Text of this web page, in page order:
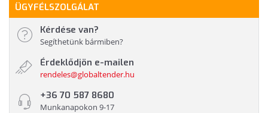
ÜGYFÉLSZOLGÁLAT
Kérdése van?
Segíthetünk bármiben?
Érdeklődjön e-mailen
rendeles@globaltender.hu
+36 70 587 8680
Munkanapokon 9-17